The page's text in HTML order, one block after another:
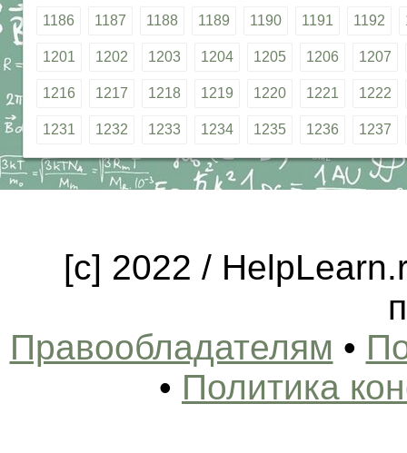
1186 1187 1188 1189 1190 1191 1192
1201 1202 1203 1204 1205 1206 1207
1216 1217 1218 1219 1220 1221 1222
1231 1232 1233 1234 1235 1236 1237
[c] 2022 /
Правообладателям •
• Политика